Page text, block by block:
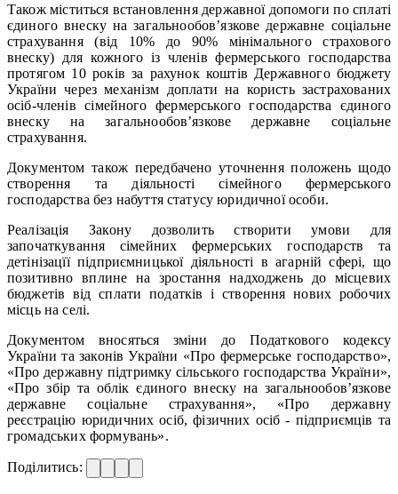
Також міститься встановлення державної допомоги по сплаті
єдиного внеску на загальнообов’язкове державне соціальне
страхування (від 10% до 90% мінімального страхового
внеску) для кожного із членів фермерського господарства
протягом 10 років за рахунок коштів Державного бюджету
України через механізм доплати на користь застрахованих
осіб-членів сімейного фермерського господарства єдиного
внеску на загальнообов’язкове державне соціальне
страхування.
Документом також передбачено уточнення положень щодо
створення та діяльності сімейного фермерського
господарства без набуття статусу юридичної особи.
Реалізація Закону дозволить створити умови для
започаткування сімейних фермерських господарств та
детінізацїї підприємницької діяльності в агарній сфері, що
позитивно вплине на зростання надходжень до місцевих
бюджетів від сплати податків і створення нових робочих
місць на селі.
Документом вносяться зміни до Податкового кодексу
України та законів України «Про фермерське господарство»,
«Про державну підтримку сільського господарства України»,
«Про збір та облік єдиного внеску на загальнообов’язкове
державне соціальне страхування», «Про державну
реєстрацію юридичних осіб, фізичних осіб - підприємців та
громадських формувань».
Поділитись: